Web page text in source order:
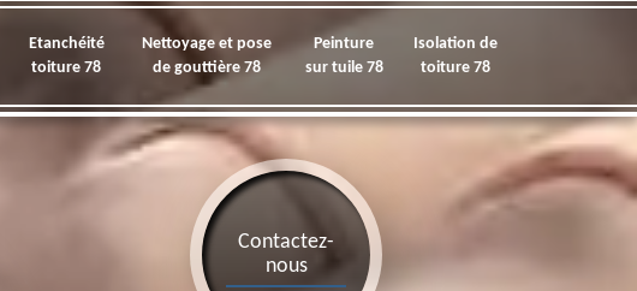
Etanchéité
toiture 78
Nettoyage et pose
de gouttière 78
Peinture
sur tuile 78
Isolation de
toiture 78
Contactez-
nous